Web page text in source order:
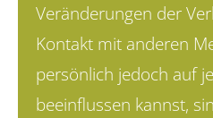
Veränderungen der
Kontakt mit anderen
persönlich jedoch auf
beeinflussen kannst,